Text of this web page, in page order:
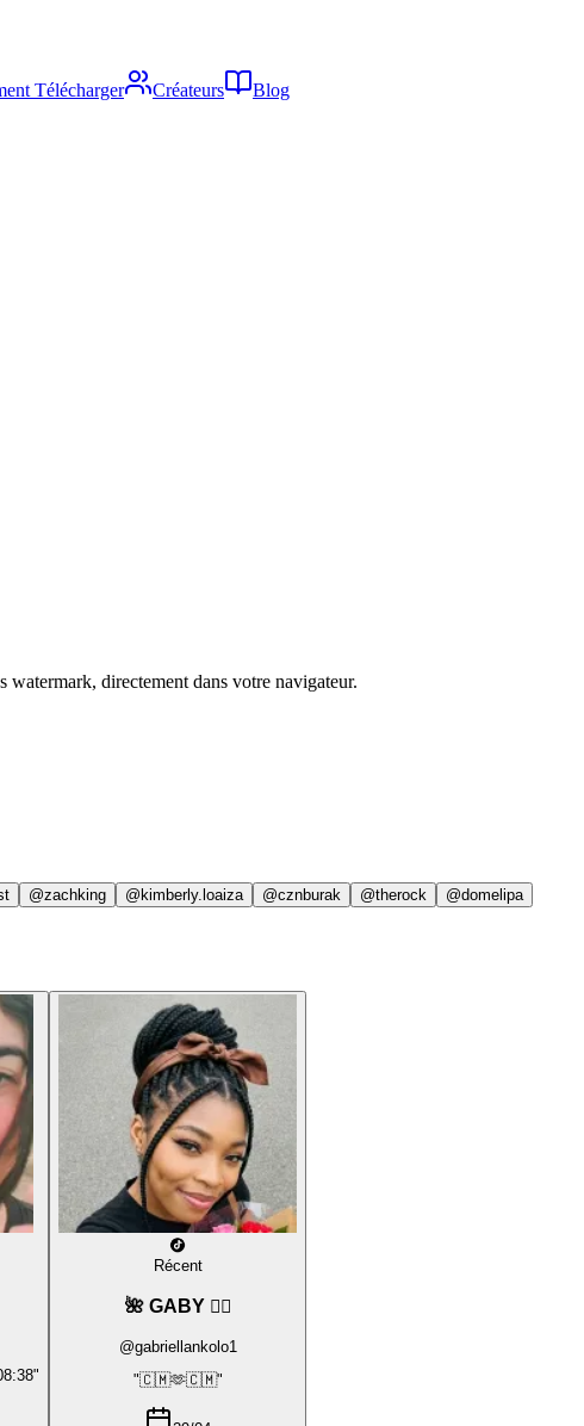
Télécharger Créateurs Blog
watermark, directement dans votre navigateur.
@zachking @kimberly.loaiza @cznburak @therock @domelipa
Récent
🌺 GABY ❤️‍🔥
@gabriellankolo1
"🇨🇲🫶🇨🇲"